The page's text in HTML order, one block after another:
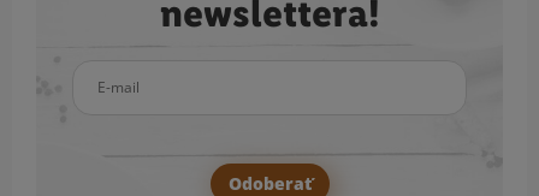
newslettera!
Odoberať